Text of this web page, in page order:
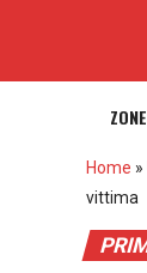
ZONE
Home »
vittima